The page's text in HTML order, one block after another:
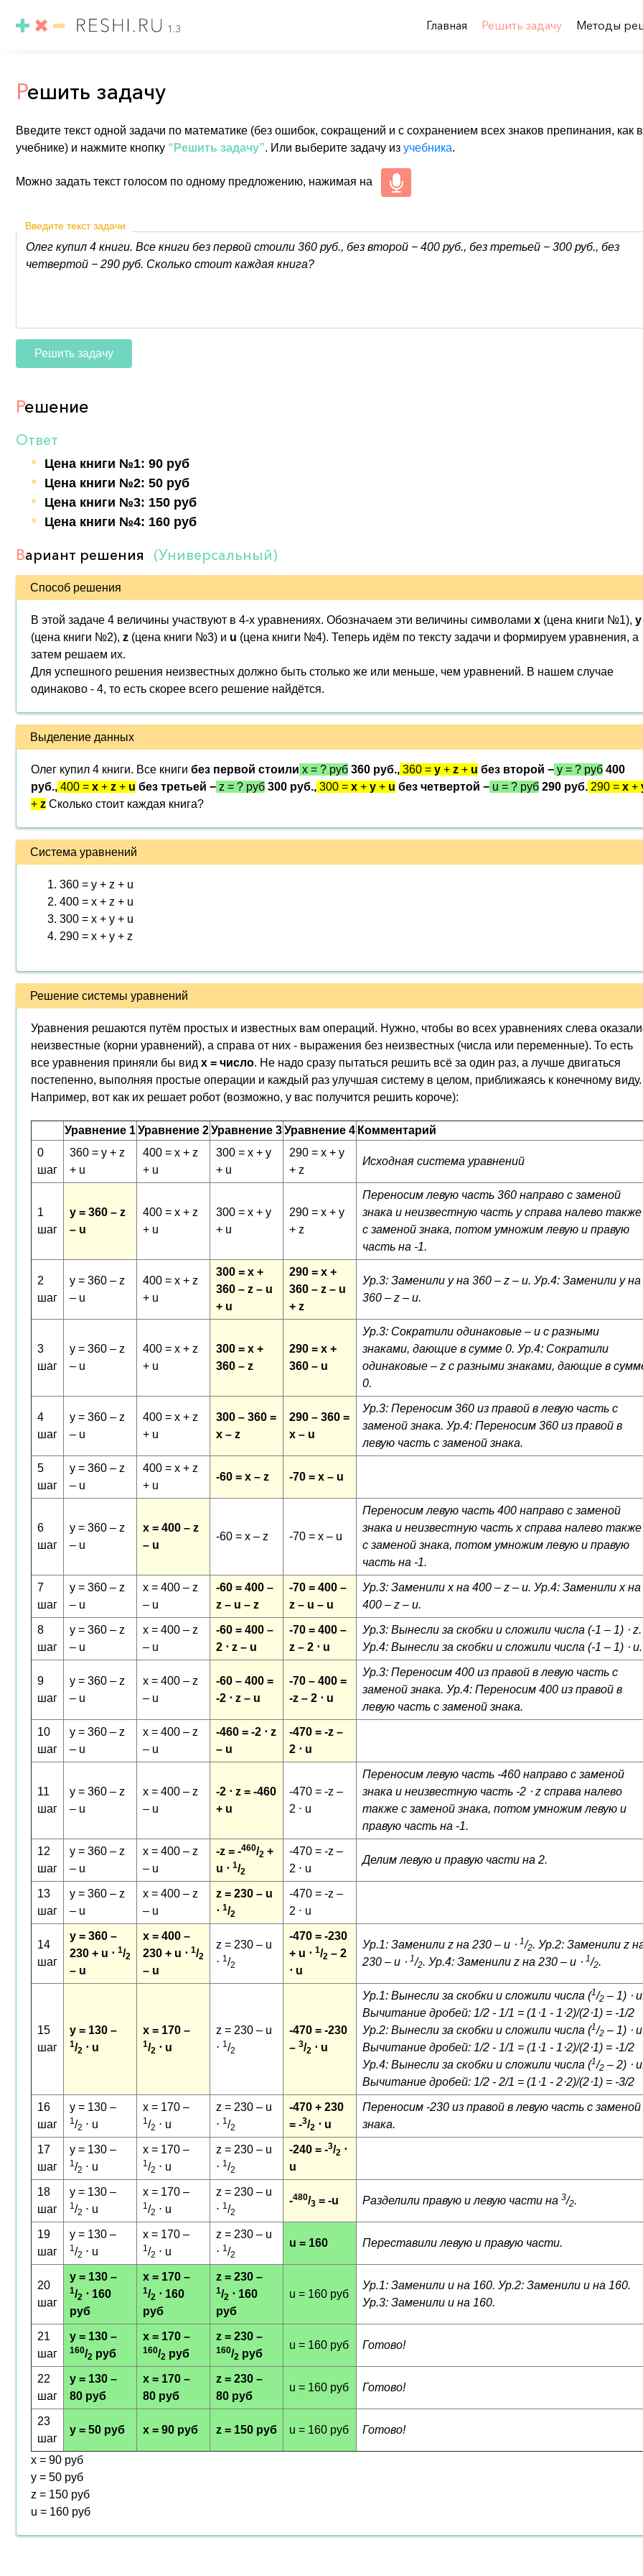
1.3 Главная Решить задачу Методы
Решить задачу
Введите текст одной задачи по математике (без ошибок, сокращений и с сохранением всех знаков препинания, как в
учебнике) и нажмите кнопку “Решить задачу”. Или выберите задачу из учебника.
Можно задать текст голосом по одному предложению, нажимая на
Введите текст задачи
Решить задачу
Решение
Ответ
Цена книги №1: 90 руб
Цена книги №2: 50 руб
Цена книги №3: 150 руб
Цена книги №4: 160 руб
Вариант решения (Универсальный)
Способ решения
В этой задаче 4 величины участвуют в 4-х уравнениях. Обозначаем эти величины символами x (цена книги №1), y
(цена книги №2), z (цена книги №3) и u (цена книги №4). Теперь идём по тексту задачи и формируем уравнения, а
затем решаем их.
Для успешного решения неизвестных должно быть столько же или меньше, чем уравнений. В нашем случае
одинаково - 4, то есть скорее всего решение найдётся.
Выделение данных
Олег купил 4 книги. Все книги без первой стоили x = ? руб 360 руб., 360 = y + z + u без второй − y = ? руб 400
руб., 400 = x + z + u без третьей − z = ? руб 300 руб., 300 = x + y + u без четвертой − u = ? руб 290 руб. 290 = x +
+ z Сколько стоит каждая книга?
Система уравнений
360 = y + z + u
400 = x + z + u
300 = x + y + u
290 = x + y + z
Решение системы уравнений
Уравнения решаются путём простых и известных вам операций. Нужно, чтобы во всех уравнениях слева
неизвестные (корни уравнений), а справа от них - выражения без неизвестных (числа или переменные). То есть
все уравнения приняли бы вид x = число. Не надо сразу пытаться решить всё за один раз, а лучше двигаться
постепенно, выполняя простые операции и каждый раз улучшая систему в целом, приближаясь к конечному виду.
Например, вот как их решает робот (возможно, у вас получится решить короче):
Уравнение 1Уравнение 2Уравнение 3Уравнение 4 Комментарий
0
шаг
360 = y + z
+ u
400 = x + z
+ u
300 = x + y
+ u
290 = x + y
+ z
Исходная система уравнений
1
шаг
y = 360 – z
– u
400 = x + z
+ u
300 = x + y
+ u
290 = x + y
+ z
Переносим левую часть 360 направо с заменой
знака и неизвестную часть y справа налево также
с заменой знака, потом умножим левую и правую
часть на -1.
2
шаг
y = 360 – z
– u
400 = x + z
+ u
300 = x +
360 – z – u
+ u
290 = x +
360 – z – u
+ z
Ур.3: Заменили y на 360 – z – u. Ур.4: Заменили y на
360 – z – u.
3
шаг
y = 360 – z
– u
400 = x + z
+ u
300 = x +
360 – z
290 = x +
360 – u
Ур.3: Сократили одинаковые – u с разными
знаками, дающие в сумме 0. Ур.4: Сократили
одинаковые – z с разными знаками, дающие в
0.
4
шаг
y = 360 – z
– u
400 = x + z
+ u
300 – 360 =
x – z
290 – 360 =
x – u
Ур.3: Переносим 360 из правой в левую часть с
заменой знака. Ур.4: Переносим 360 из правой в
левую часть с заменой знака.
5
шаг
y = 360 – z
– u
400 = x + z
+ u
-60 = x – z -70 = x – u
6
шаг
y = 360 – z
– u
x = 400 – z
– u
-60 = x – z -70 = x – u
Переносим левую часть 400 направо с заменой
знака и неизвестную часть x справа налево также
с заменой знака, потом умножим левую и правую
часть на -1.
7
шаг
y = 360 – z
– u
x = 400 – z
– u
-60 = 400 –
z – u – z
-70 = 400 –
z – u – u
Ур.3: Заменили x на 400 – z – u. Ур.4: Заменили x на
400 – z – u.
8
шаг
y = 360 – z
– u
x = 400 – z
– u
-60 = 400 –
2 ⋅ z – u
-70 = 400 –
z – 2 ⋅ u
Ур.3: Вынесли за скобки и сложили числа (-1 – 1) ⋅ z.
Ур.4: Вынесли за скобки и сложили числа (-1 – 1) ⋅ u.
9
шаг
y = 360 – z
– u
x = 400 – z
– u
-60 – 400 =
-2 ⋅ z – u
-70 – 400 =
-z – 2 ⋅ u
Ур.3: Переносим 400 из правой в левую часть с
заменой знака. Ур.4: Переносим 400 из правой в
левую часть с заменой знака.
10
шаг
y = 360 – z
– u
x = 400 – z
– u
-460 = -2 ⋅ z
– u
-470 = -z –
2 ⋅ u
11
шаг
y = 360 – z
– u
x = 400 – z
– u
-2 ⋅ z = -460
+ u
-470 = -z –
2 ⋅ u
Переносим левую часть -460 направо с заменой
знака и неизвестную часть -2 ⋅ z справа налево
также с заменой знака, потом умножим левую и
правую часть на -1.
12
шаг
y = 360 – z
– u
x = 400 – z
– u
-z = -460/2 +
u ⋅ 1/2
-470 = -z –
2 ⋅ u
Делим левую и правую части на 2.
13
шаг
y = 360 – z
– u
x = 400 – z
– u
z = 230 – u
⋅ 1/2
-470 = -z –
2 ⋅ u
14
шаг
y = 360 –
230 + u ⋅ 1/2
– u
x = 400 –
230 + u ⋅ 1/2
– u
z = 230 – u
⋅ 1/2
-470 = -230
+ u ⋅ 1/2 – 2
⋅ u
Ур.1: Заменили z на 230 – u ⋅ 1/2. Ур.2: Заменили z
230 – u ⋅ 1/2. Ур.4: Заменили z на 230 – u ⋅ 1/2.
15
шаг
y = 130 –
1/2 ⋅ u
x = 170 –
1/2 ⋅ u
z = 230 – u
⋅ 1/2
-470 = -230
– 3/2 ⋅ u
Ур.1: Вынесли за скобки и сложили числа (1/2 – 1) ⋅
Вычитание дробей: 1/2 - 1/1 = (1⋅1 - 1⋅2)/(2⋅1) = -1/2
Ур.2: Вынесли за скобки и сложили числа (1/2 – 1) ⋅
Вычитание дробей: 1/2 - 1/1 = (1⋅1 - 1⋅2)/(2⋅1) = -1/2
Ур.4: Вынесли за скобки и сложили числа (1/2 – 2) ⋅
Вычитание дробей: 1/2 - 2/1 = (1⋅1 - 2⋅2)/(2⋅1) = -3/2
16
шаг
y = 130 –
1/2 ⋅ u
x = 170 –
1/2 ⋅ u
z = 230 – u
⋅ 1/2
-470 + 230
= -3/2 ⋅ u
Переносим -230 из правой в левую часть с заменой
знака.
17
шаг
y = 130 –
1/2 ⋅ u
x = 170 –
1/2 ⋅ u
z = 230 – u
⋅ 1/2
-240 = -3/2 ⋅
u
18
шаг
y = 130 –
1/2 ⋅ u
x = 170 –
1/2 ⋅ u
z = 230 – u
⋅ 1/2
-480/3 = -u Разделили правую и левую части на 3/2.
19
шаг
y = 130 –
1/2 ⋅ u
x = 170 –
1/2 ⋅ u
z = 230 – u
⋅ 1/2
u = 160 Переставили левую и правую части.
20
шаг
y = 130 –
1/2 ⋅ 160
руб
x = 170 –
1/2 ⋅ 160
руб
z = 230 –
1/2 ⋅ 160
руб
u = 160 руб
Ур.1: Заменили u на 160. Ур.2: Заменили u на 160.
Ур.3: Заменили u на 160.
21
шаг
y = 130 –
160/2 руб
x = 170 –
160/2 руб
z = 230 –
160/2 руб
u = 160 руб Готово!
22
шаг
y = 130 –
80 руб
x = 170 –
80 руб
z = 230 –
80 руб
u = 160 руб Готово!
23
шаг
y = 50 руб x = 90 руб z = 150 руб u = 160 руб Готово!
x = 90 руб
y = 50 руб
z = 150 руб
u = 160 руб